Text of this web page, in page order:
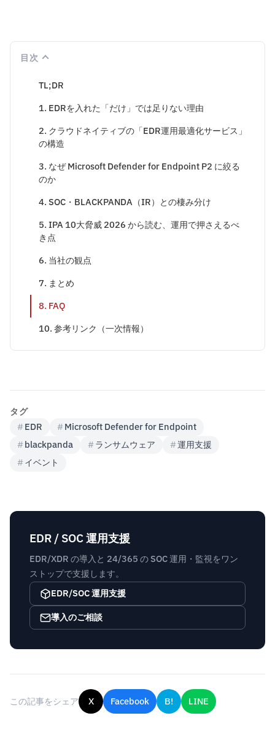
目次
TL;DR
1. EDRを入れた「だけ」では足りない理由
2. クラウドネイティブの「EDR運用最適化サービス」
の構造
3. なぜ Microsoft Defender for Endpoint P2 に絞る
のか
4. SOC・BLACKPANDA（IR）との棲み分け
5. IPA 10大脅威 2026 から読む、運用で押さえるべ
き点
6. 当社の観点
7. まとめ
8. FAQ
10. 参考リンク（一次情報）
タグ
#EDR #Microsoft Defender for Endpoint
#blackpanda #ランサムウェア #運用支援
#イベント
EDR / SOC 運用支援
EDR/XDR の導入と 24/365 の SOC 運用・監視をワン
ストップで支援します。
EDR/SOC 運用支援
導入のご相談
この記事をシェア X Facebook B! LINE